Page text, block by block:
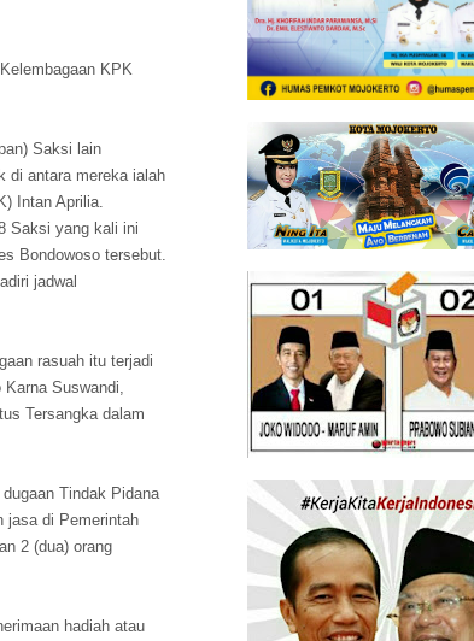
KPK
Saksi lain
di antara mereka ialah
Intan Aprilia.
Saksi yang kali ini
Bondowoso tersebut.
jadwal
rasuah itu terjadi
Suswandi,
Tersangka dalam
Tindak Pidana
jasa di Pemerintah
2 (dua) orang
hadiah atau